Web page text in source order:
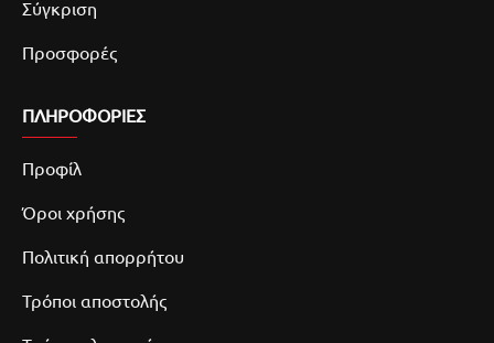
Σύγκριση
Προσφορές
ΠΛΗΡΟΦΟΡΙΕΣ
Προφίλ
Όροι χρήσης
Πολιτική απορρήτου
Τρόποι αποστολής